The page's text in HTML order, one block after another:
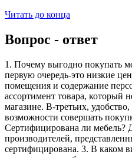
Читать до конца
Вопрос - ответ
1. Почему выгодно покупать
первую очередь-это низкие
помещения и содержание
ассортимент товара, который
магазине. В-третьих, удобство,
возможности совершать
Сертифицирована ли мебель?
производителей,
сертифицирована. 3. В каком